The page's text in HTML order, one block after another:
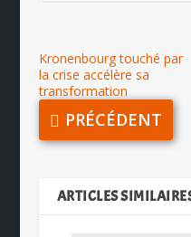
Kronenbourg touché par
la crise accélère sa
transformation
PRÉCÉDENT
ARTICLES